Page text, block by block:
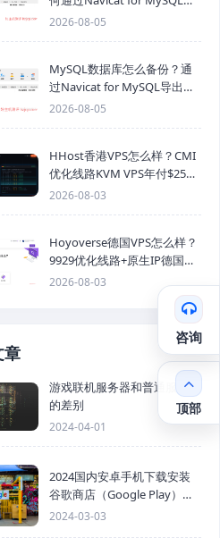
入SQL备份文件
2026-08-05
MySQL数据库怎么备份？通
过Navicat for MySQL导出
Mysql数据库为SQL格式备份
2026-08-05
HHost香港VPS怎么样？CMI
优化线路KVM VPS年付$25
起，4GB内存优惠套餐
2026-08-03
Hoyoverse德国VPS怎么样？
9929优化线路+原生IP德国
KVM VPS推荐
2026-08-03
章
游戏联机服务器和普通服务器
的差别
2024-04-01
2024国内安卓手机下载安装
谷歌商店（Google Play）详
细步骤
2024-03-03
咨询
顶部